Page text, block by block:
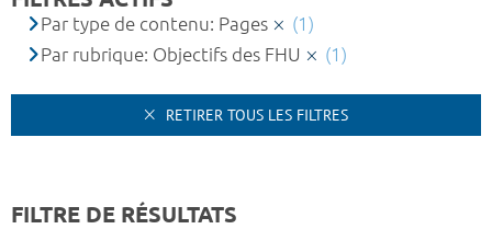
Par type de contenu: Pages
(1)
Par rubrique: Objectifs des FHU
(1)
RETIRER TOUS LES FILTRES
FILTRE DE RÉSULTATS